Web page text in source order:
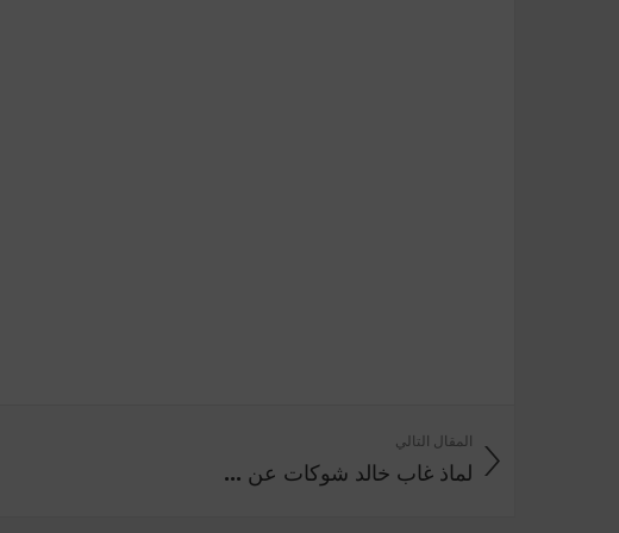
المقال التالي
لماذ غاب خالد شوكات عن ...